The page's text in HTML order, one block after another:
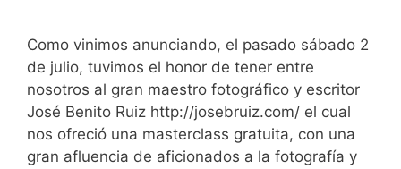
Como vinimos anunciando, el pasado sábado 2
de julio, tuvimos el honor de tener entre
nosotros al gran maestro fotográfico y escritor
José Benito Ruiz http://josebruiz.com/ el cual
nos ofreció una masterclass gratuita, con una
gran afluencia de aficionados a la fotografía y